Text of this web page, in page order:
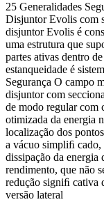
25 Generalidades
Disjuntor Evolis com
disjuntor Evolis é
uma estrutura que
partes ativas dentro
estanqueidade é
Segurança O campo
disjuntor com
de modo regular com
otimizada da energia
localização dos
a vácuo simpliﬁ cado,
dissipação da energia
rendimento, que não
redução signiﬁ cativa
versão lateral